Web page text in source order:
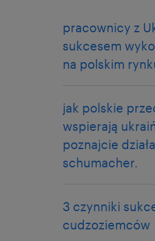
pracownicy z
sukcesem
na polskim
jak polskie
wspierają
poznajcie
schumacher.
3 czynniki
cudzoziemców